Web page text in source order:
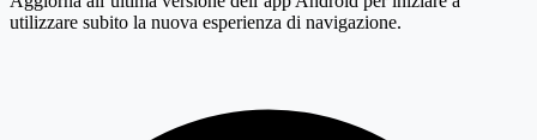
utilizzare subito la nuova esperienza di navigazione.